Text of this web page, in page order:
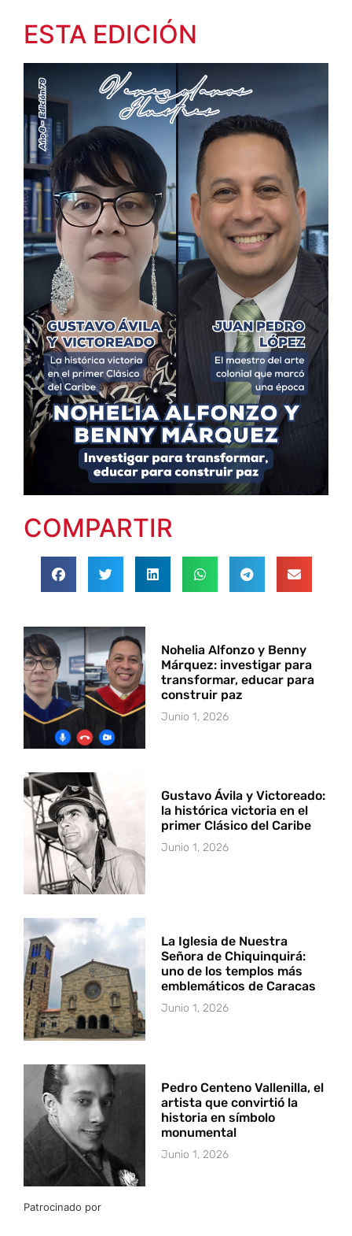
ESTA EDICIÓN
COMPARTIR
Nohelia Alfonzo y Benny
Márquez: investigar para
transformar, educar para
construir paz
Junio 1, 2026
Gustavo Ávila y Victoreado:
la histórica victoria en el
primer Clásico del Caribe
Junio 1, 2026
La Iglesia de Nuestra
Señora de Chiquinquirá:
uno de los templos más
emblemáticos de Caracas
Junio 1, 2026
Pedro Centeno Vallenilla, el
artista que convirtió la
historia en símbolo
monumental
Junio 1, 2026
Patrocinado por